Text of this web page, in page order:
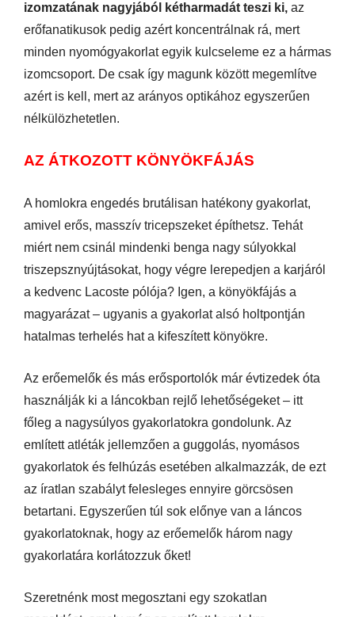
izomzatának nagyjából kétharmadát teszi ki, az
erőfanatikusok pedig azért koncentrálnak rá, mert
minden nyomógyakorlat egyik kulcseleme ez a hármas
izomcsoport. De csak így magunk között megemlítve
azért is kell, mert az arányos optikához egyszerűen
nélkülözhetetlen.
AZ ÁTKOZOTT KÖNYÖKFÁJÁS
A homlokra engedés brutálisan hatékony gyakorlat,
amivel erős, masszív tricepszeket építhetsz. Tehát
miért nem csinál mindenki benga nagy súlyokkal
triszepsznyújtásokat, hogy végre lerepedjen a karjáról
a kedvenc Lacoste pólója? Igen, a könyökfájás a
magyarázat – ugyanis a gyakorlat alsó holtpontján
hatalmas terhelés hat a kifeszített könyökre.
Az erőemelők és más erősportolók már évtizedek óta
használják ki a láncokban rejlő lehetőségeket – itt
főleg a nagysúlyos gyakorlatokra gondolunk. Az
említett atléták jellemzően a guggolás, nyomásos
gyakorlatok és felhúzás esetében alkalmazzák, de ezt
az íratlan szabályt felesleges ennyire görcsösen
betartani. Egyszerűen túl sok előnye van a láncos
gyakorlatoknak, hogy az erőemelők három nagy
gyakorlatára korlátozzuk őket!
Szeretnénk most megosztani egy szokatlan